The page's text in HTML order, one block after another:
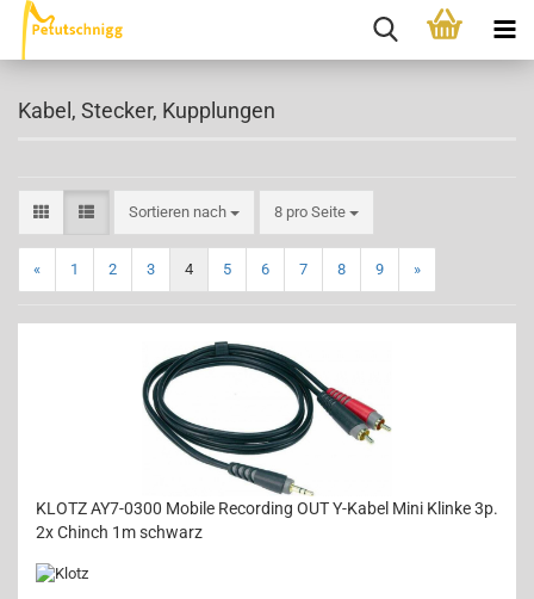
Kabel, Stecker, Kupplungen
Sortieren nach
Sortieren nach 8 pro Seite
pro Seite
« 1 2 3 4 5 6 7 8 9 »
KLOTZ AY7-0300 Mobile Recording OUT Y-Kabel Mini Klinke 3p.
2x Chinch 1m schwarz